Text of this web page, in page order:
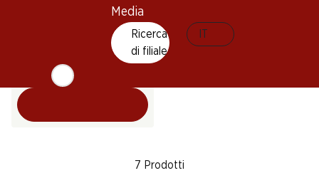
Media
Ricerca
di filiale
M Minuty Rosé Côtes de
7 Prodotti